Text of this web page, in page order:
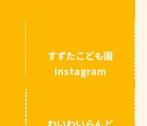
すずたこども園
Instagram